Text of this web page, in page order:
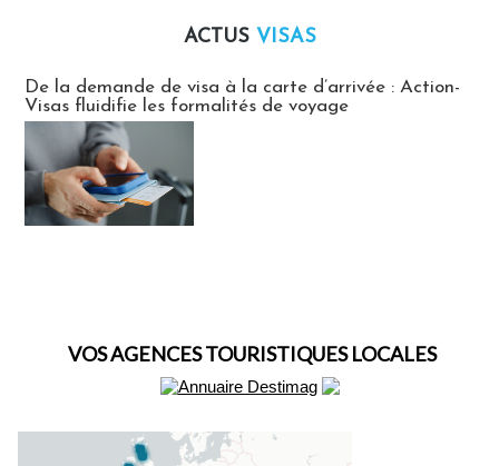
ACTUS VISAS
De la demande de visa à la carte d’arrivée : Action-
Visas fluidifie les formalités de voyage
VOS AGENCES TOURISTIQUES LOCALES